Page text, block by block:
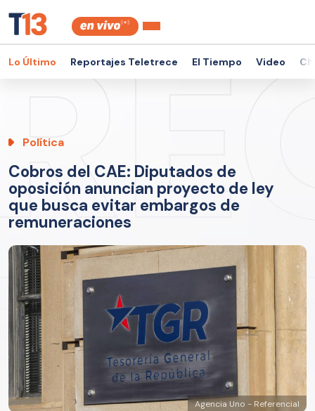
Lo Último Reportajes Teletrece El Tiempo Video
Política
Cobros del CAE: Diputados de
oposición anuncian proyecto de ley
que busca evitar embargos de
remuneraciones
Agencia Uno - Referencial